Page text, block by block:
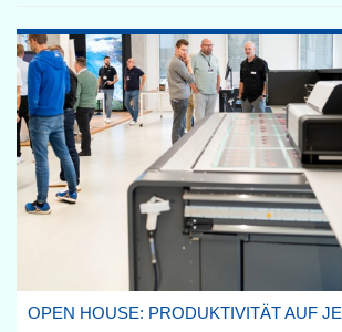
OPEN HOUSE: PRODUKTIVITÄT AUF